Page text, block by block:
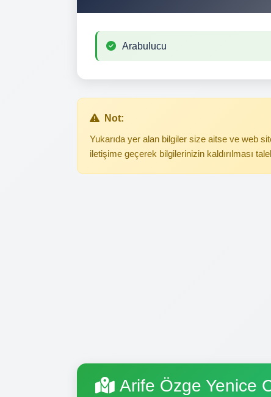
Arabulucu
Not:
Yukarıda yer alan bilgiler size aitse ve web
iletişime geçerek bilgilerinizin kaldırılması
Arife Özge Yenice